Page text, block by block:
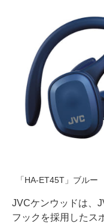
「HA‐ET45T」ブルー
JVCケンウッドは、
フックを採用したス